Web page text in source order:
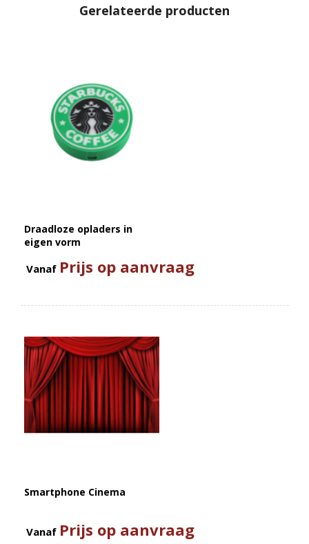
Gerelateerde producten
Draadloze opladers in
eigen vorm
Vanaf Prijs op aanvraag
Smartphone Cinema
Vanaf Prijs op aanvraag